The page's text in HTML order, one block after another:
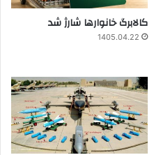
کالابرگ خانوارها شارژ شد
1405.04.22